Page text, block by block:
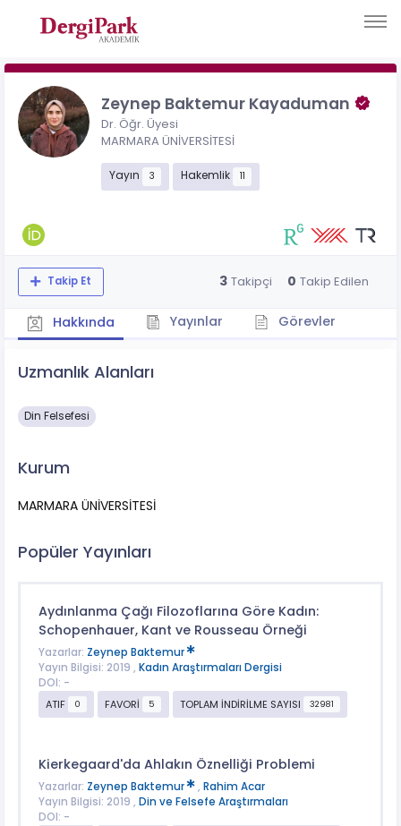
Zeynep Baktemur Kayaduman
Dr. Öğr. Üyesi
MARMARA ÜNİVERSİTESİ
Yayın 3 Hakemlik 11
Takip Et 3 Takipçi 0 Takip Edilen
Hakkında Yayınlar Görevler
Uzmanlık Alanları
Din Felsefesi
Kurum
MARMARA ÜNİVERSİTESİ
Popüler Yayınları
Aydınlanma Çağı Filozoflarına Göre Kadın:
Schopenhauer, Kant ve Rousseau Örneği
Yazarlar: Zeynep Baktemur
Yayın Bilgisi: 2019 , Kadın Araştırmaları Dergisi
DOI: -
ATIF
0 FAVORİ 5 TOPLAM İNDİRİLME SAYISI 32981
Kierkegaard'da Ahlakın Öznelliği Problemi
Yazarlar: Zeynep Baktemur , Rahim Acar
Yayın Bilgisi: 2019 , Din ve Felsefe Araştırmaları
DOI: -